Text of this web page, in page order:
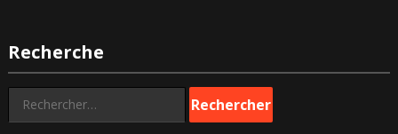
Recherche
Rechercher :